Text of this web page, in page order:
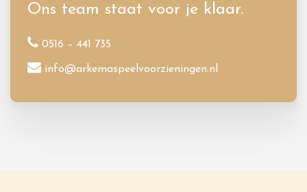
Ons team staat voor je klaar.
0516 – 441 735
info@arkemaspeelvoorzieningen.nl